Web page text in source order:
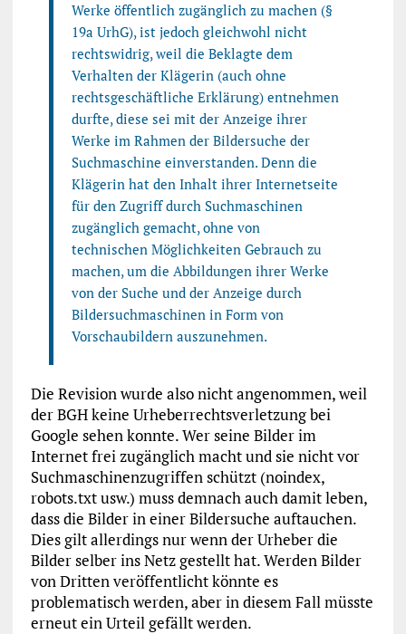
Werke öffentlich zugänglich zu machen (§
19a UrhG), ist jedoch gleichwohl nicht
rechtswidrig, weil die Beklagte dem
Verhalten der Klägerin (auch ohne
rechtsgeschäftliche Erklärung) entnehmen
durfte, diese sei mit der Anzeige ihrer
Werke im Rahmen der Bildersuche der
Suchmaschine einverstanden. Denn die
Klägerin hat den Inhalt ihrer Internetseite
für den Zugriff durch Suchmaschinen
zugänglich gemacht, ohne von
technischen Möglichkeiten Gebrauch zu
machen, um die Abbildungen ihrer Werke
von der Suche und der Anzeige durch
Bildersuchmaschinen in Form von
Vorschaubildern auszunehmen.
Die Revision wurde also nicht angenommen, weil
der BGH keine Urheberrechtsverletzung bei
Google sehen konnte. Wer seine Bilder im
Internet frei zugänglich macht und sie nicht vor
Suchmaschinenzugriffen schützt (noindex,
robots.txt usw.) muss demnach auch damit leben,
dass die Bilder in einer Bildersuche auftauchen.
Dies gilt allerdings nur wenn der Urheber die
Bilder selber ins Netz gestellt hat. Werden Bilder
von Dritten veröffentlicht könnte es
problematisch werden, aber in diesem Fall müsste
erneut ein Urteil gefällt werden.